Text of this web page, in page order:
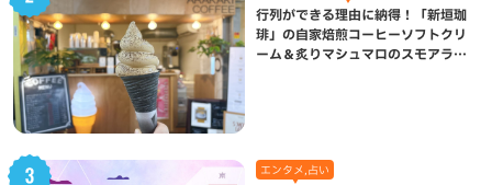
行列ができる理由に納得！「新垣珈
琲」の自家焙煎コーヒーソフトクリ
ーム＆炙りマシュマロのスモアラテ
エンタメ,占い